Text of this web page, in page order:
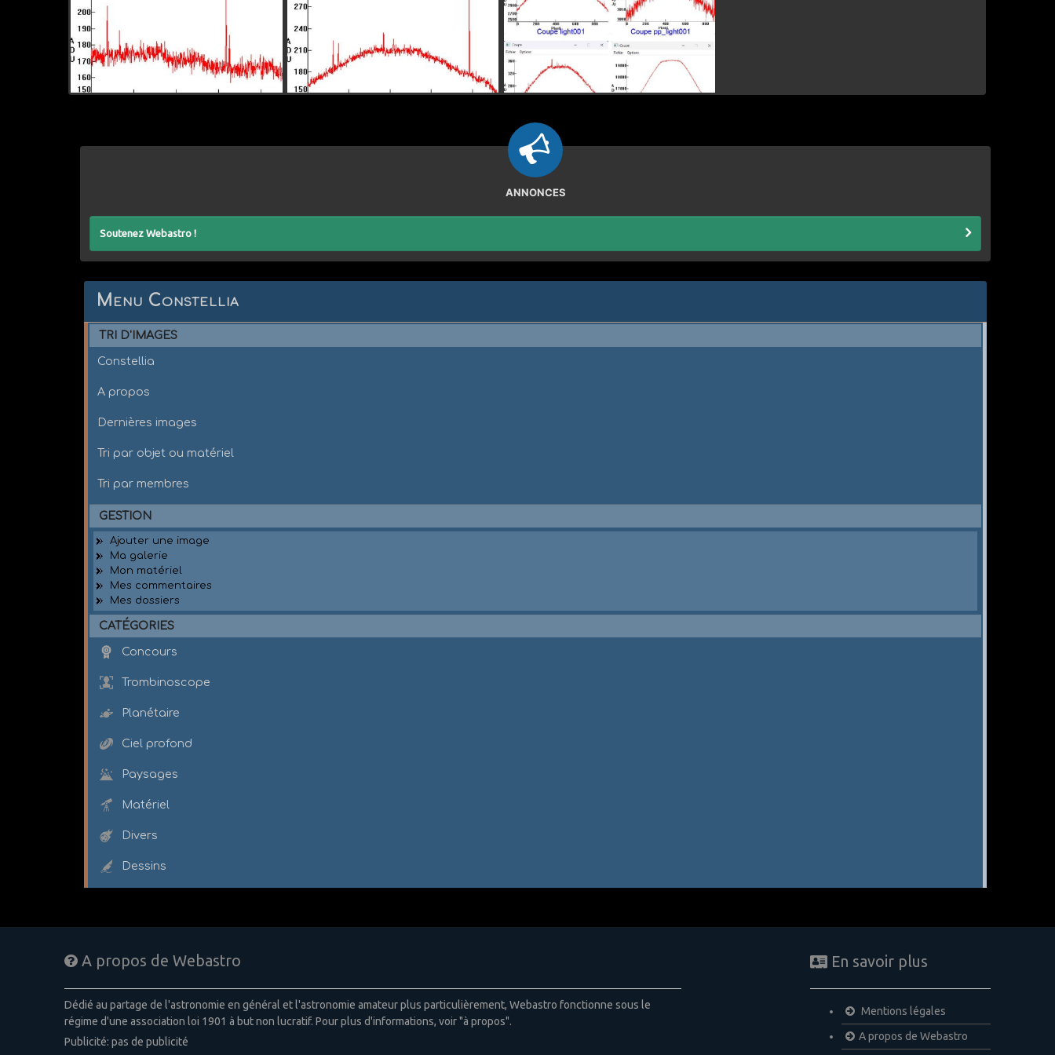
ANNONCES
Soutenez Webastro !
Menu Constellia
TRI D'IMAGES
Constellia
A propos
Dernières images
Tri par objet ou matériel
Tri par membres
GESTION
Ajouter une image
Ma galerie
Mon matériel
Mes commentaires
Mes dossiers
CATÉGORIES
Concours
Trombinoscope
Planétaire
Ciel profond
Paysages
Matériel
Divers
Dessins
A propos de Webastro
Dédié au partage de l'astronomie en général et l'astronomie amateur plus particulièrement, Webastro fonctionne sous le
régime d'une association loi 1901 à but non lucratif. Pour plus d'informations, voir "à propos".
Publicité: pas de publicité
En savoir plus
Mentions légales
A propos de Webastro